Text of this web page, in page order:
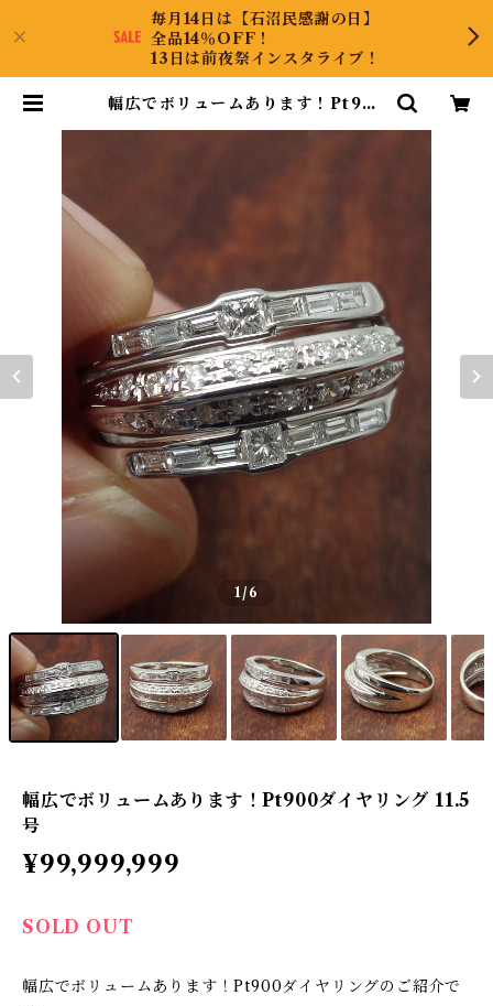
毎月14日は【石沼民感謝の日】
全品14％OFF！
13日は前夜祭インスタライブ！
幅広でボリュームあります！Pt900
1/6
幅広でボリュームあります！Pt900ダイヤリング 11.5
号
¥99,999,999
SOLD OUT
幅広でボリュームあります！Pt900ダイヤリングのご紹介で